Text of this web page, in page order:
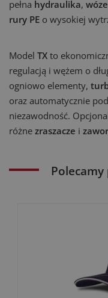
pełna hydraulika,
rury PE o wysokiej
Model TX to
regulacją i wężem o
ogniowo elementy,
oraz automatycznie
niezawodność.
różne zraszacze i